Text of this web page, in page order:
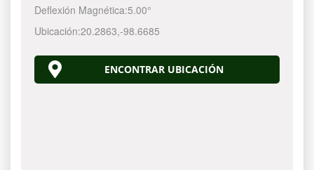
Deflexión Magnética:5.00°
Ubicación:20.2863,-98.6685
ENCONTRAR UBICACIÓN